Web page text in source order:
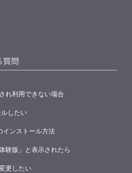
質問
れ利用できない場合
したい
インストール方法
験版」と表示されたら
更したい